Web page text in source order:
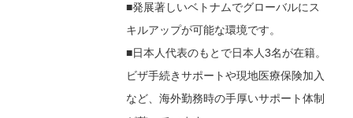
■発展著しいベトナムでグローバルにス
キルアップが可能な環境です。
■日本人代表のもとで日本人3名が在籍。
ビザ手続きサポートや現地医療保険加入
など、海外勤務時の手厚いサポート体制